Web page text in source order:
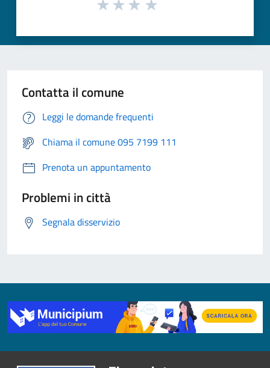
Contatta il comune
Leggi le domande frequenti
Chiama il comune 095 7199 111
Prenota un appuntamento
Problemi in città
Segnala disservizio